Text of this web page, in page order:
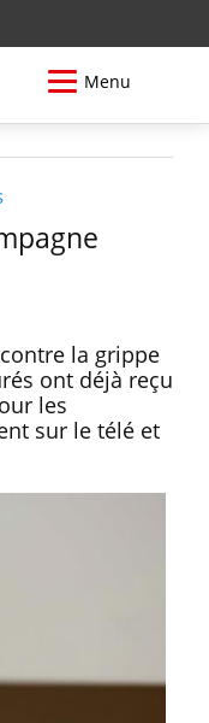
Menu
la grippe
ont déjà reçu
les
sur le télé et